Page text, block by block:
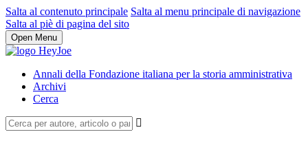
Salta al contenuto principale Salta al menu principale di navigazione
Salta al piè di pagina del sito
Open Menu
Annali della Fondazione italiana per la storia amministrativa
Archivi
Cerca